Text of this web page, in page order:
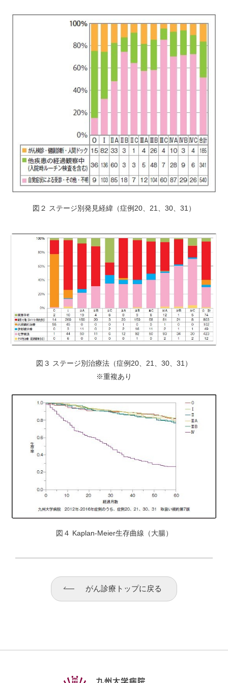
図２ ステージ別発見経緯（症例20、21、30、31）
図３ ステージ別治療法（症例20、21、30、31）
※重複あり
図４ Kaplan-Meier生存曲線（大腸）
がん診療トップに戻る